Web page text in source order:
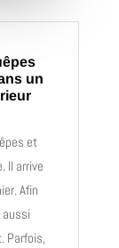
un
et
Il arrive
Afin
Parfois,